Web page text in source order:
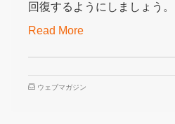
回復するようにしましょう。
Read More
ウェブマガジン